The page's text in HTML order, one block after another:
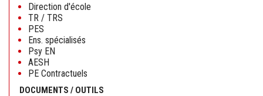
Direction d'école
TR / TRS
PES
Ens. spécialisés
Psy EN
AESH
PE Contractuels
DOCUMENTS / OUTILS